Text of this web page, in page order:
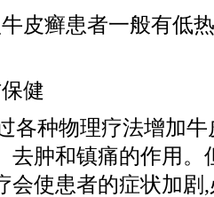
癣患者一般有低热
健
种物理疗法增加牛
去肿和镇痛的作用。
会使患者的症状加剧